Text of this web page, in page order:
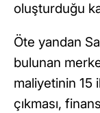
oluşturduğu
Öte yandan
bulunan
maliyetinin 15
çıkması,